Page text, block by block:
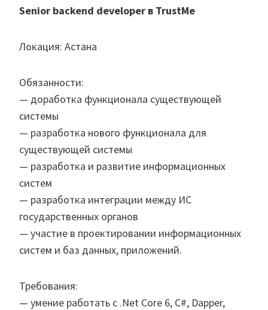
Senior backend developer в TrustMe
Локация: Астана
Обязанности:
— доработка функционала существующей
системы
— разработка нового функционала для
существующей системы
— разработка и развитие информационных
систем
— разработка интеграции между ИС
государственных органов
— участие в проектировании информационных
систем и баз данных, приложений.
Требования:
— умение работать с .Net Core 6, C#, Dapper,